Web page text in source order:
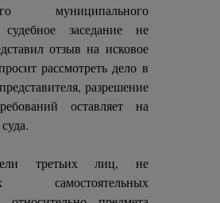
муниципального
заседание не
отзыв на исковое
рассмотреть дело в
разрешение
оставляет на
третьих лиц, не
самостоятельных